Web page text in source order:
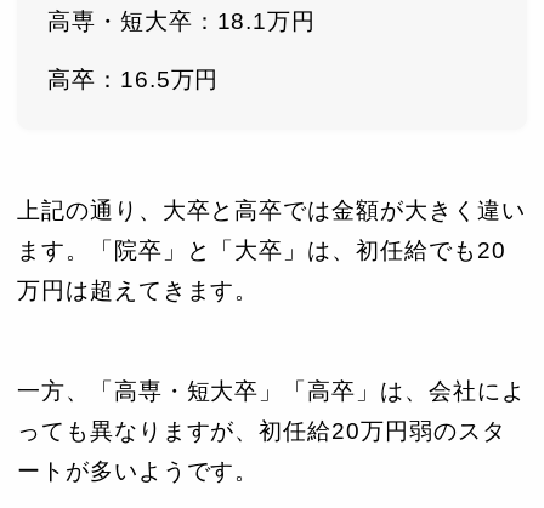
高専・短大卒：18.1万円
高卒：16.5万円
上記の通り、大卒と高卒では金額が大きく違い
ます。「院卒」と「大卒」は、初任給でも20
万円は超えてきます。
一方、「高専・短大卒」「高卒」は、会社によ
っても異なりますが、初任給20万円弱のスタ
ートが多いようです。